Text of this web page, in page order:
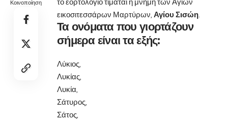
Κοινοποίηση
εικοσιτεσσάρων Μαρτύρων, Αγίου Σισώη
Τα ονόματα που γιορτάζουν
σήμερα είναι τα εξής:
Λύκιος,
Λυκίας,
Λυκία,
Σάτυρος,
Σάτος,